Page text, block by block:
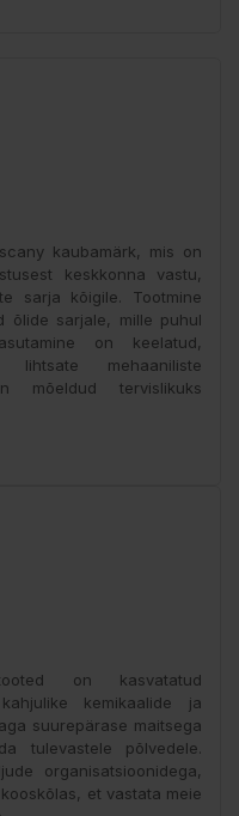
kaubamärk, mis on
keskkonna vastu,
sarja kõigile. Tootmine
õlide sarjale, mille puhul
on keelatud,
lihtsate mehaaniliste
mõeldud tervislikuks
on kasvatatud
kemikaalide ja
suurepärase maitsega
tulevastele põlvedele.
organisatsioonidega,
et vastata meie